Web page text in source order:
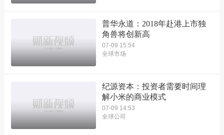
普华永道：2018年赴港上市独
角兽将创新高
07-09 15:54
全球市场
纪源资本：投资者需要时间理
解小米的商业模式
07-09 14:53
全球公司